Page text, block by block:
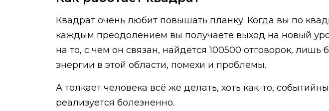
Квадрат очень любит повышать планку. Когда вы по
каждым преодолением вы получаете выход на новый
на то, с чем он связан, найдётся 100500 отговорок,
энергии в этой области, помехи и проблемы.
А толкает человека всё же делать, хоть как-то,
реализуется болезненно.